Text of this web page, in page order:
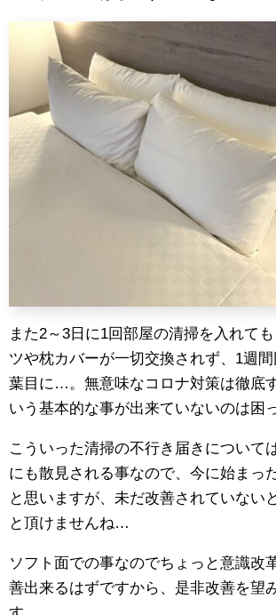
また2～3日に1回部屋の清掃を入れて
ツや枕カバーが一切交換されず、1週
葉目に…。無意味なコロナ対策は徹底
いう基本的な事が出来ていないのは困
こういった清掃の不行き届きについて
にも散見される事なので、今に始まっ
と思いますが、未だ改善されていない
と頂けませんね…
ソフト面での事なのでちょっと意識改
善出来るはずですから、是非改善を望